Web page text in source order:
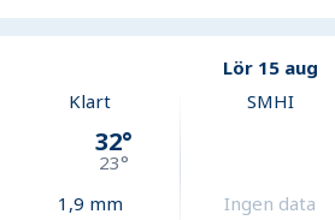
Lör 15 aug
Klart
32°
23°
1,9 mm
SMHI
Ingen data